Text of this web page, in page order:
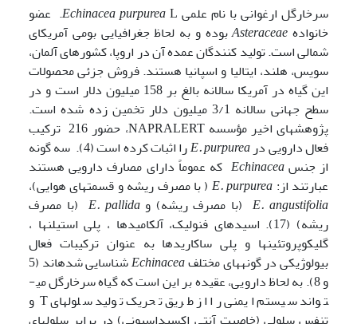
سرخارگل ارغوانی با نام علمی Echinacea purpureaL. عضو
خانواده Asteraceaeبوده و به لحاظ جغرافیایی بومی آمریکای
شمالی است. تولید کنندگان عمده آن در اروپا، کشورهای آلمان،
سویس، هلند، ایتالیا و اسپانیا هستند. فروش جزئی محصولات
این گیاه در آمریکا سالانه بالغ بر 158 میلیون دلار است و در
سطح جهانی سالانه 3/1 میلیون دلار تخمین زده شده است.
پژوهشهای اخیر مؤسسه NAPRALERT، حضور 216 ترکیب
فعال دارویی در E. purpurea
را اثبات کرده است (4). سه گونه
از جنسEchinacea که عموماً دارای مصارف دارویی هستند
عبارتند از: E. purpurea ( با مصرف ریشه و قسمتهای هوایی)،
E. angustifolia(با مصرف ریشه) وE. pallida (با مصرف
ریشه) (17). اسیدهای فنولیک، آلکامیدها ، پلی استیلن­ها ،
گلیکوپروتئین­ها و پلی ساکاریدها به عنوان ترکیبات فعال
بیولوژیکی در گونه­های مختلفEchinacea
شناسایی شده­اند (5
و 8). به لحاظ دارویی، عقیده بر این است که گیاه سرخارگل می­
تواند سیستم ایمنی را از طریق تحریک تولید سلولهای T و